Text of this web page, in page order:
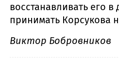
восстанавливать его
принимать Корсукова
Виктор Бобровников